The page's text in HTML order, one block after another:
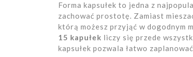
Forma kapsułek to jedna z
zachować prostotę. Zamiast
którą możesz przyjąć w dogodnym
15 kapułek liczy się przede
kapsułek pozwala łatwo